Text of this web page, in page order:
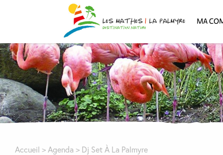
MA
Accueil > Agenda > Dj Set À La Palmyre